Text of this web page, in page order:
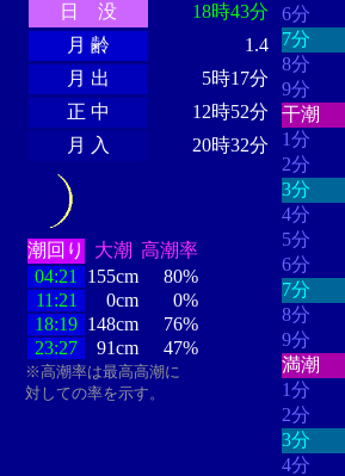
日 没
18時43分
月 齢
1.4
月 出
5時17分
正 中
12時52分
月 入
20時32分
潮回り 大潮 高潮率
04:21
155cm
80%
11:21
0cm
0%
18:19 148cm
76%
23:27
91cm 47%
※高潮率は最高高潮に
対しての率を示す。
6分
7分
8分
9分
干潮
1分
2分
3分
4分
5分
6分
7分
8分
9分
満潮
1分
2分
3分
4分